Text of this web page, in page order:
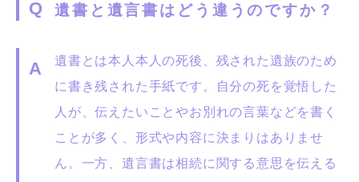
遺書と遺言書はどう違うのですか？
遺書とは本人本人の死後、残された遺族のため
に書き残された手紙です。自分の死を覚悟した
人が、伝えたいことやお別れの言葉などを書く
ことが多く、形式や内容に決まりはありませ
ん。一方、遺言書は相続に関する意思を伝える